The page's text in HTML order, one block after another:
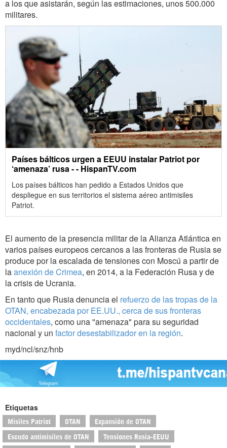
a los que asistarán, según las estimaciones, unos 500.000
militares.
Países bálticos urgen a EEUU instalar Patriot por
‘amenaza’ rusa - - HispanTV.com
Los países bálticos han pedido a Estados Unidos que
despliegue en sus territorios el sistema aéreo antimisiles
Patriot.
El aumento de la presencia militar de la Alianza Atlántica en
varios países europeos cercanos a las fronteras de Rusia se
produce por la escalada de tensiones con Moscú a partir de
laanexión de Crimea, en 2014, a la Federación Rusa y de
la crisis de Ucrania.
En tanto que Rusia denuncia el refuerzo de las tropas de la
OTAN, encabezada por EE.UU., cerca de sus fronteras
occidentales, como una "amenaza" para su seguridad
nacional y un factor desestabilizador en la región.
myd/ncl/snz/hnb
Etiquetas
Misiles Patriot OTAN Expansión de OTAN
Escudo antimisiles de OTAN Tensiones Rusia-EEUU